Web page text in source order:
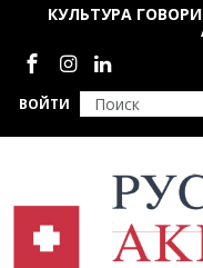
Перейти к основному
ВОЙТИ
КУЛЬТУРА
Социальные сети